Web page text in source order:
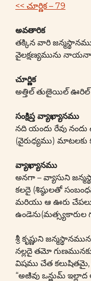
<< చూర్ణిక – 79
అవతారిక
తక్కిన వారి
వైలక్షణ్యమును
చూర్ణిక
అత్తిల్ తుఴైయిల్
సంక్షిప్త వ్యాఖ్యానము
నది యందు రేవు
(వైరుధ్యము) మాటలకు
వ్యాఖ్యానము
అనగా – వ్యాసుని
కలదై (శిష్ఠులతో
మరియు ఆ ఊరు
ఉండెను(మత్స్యకారుల
శ్రీ కృష్ణుని
నల్లదై తమో
విషము చేత కలుషితమై,
“అఴివు ఒన్ఴుమ్